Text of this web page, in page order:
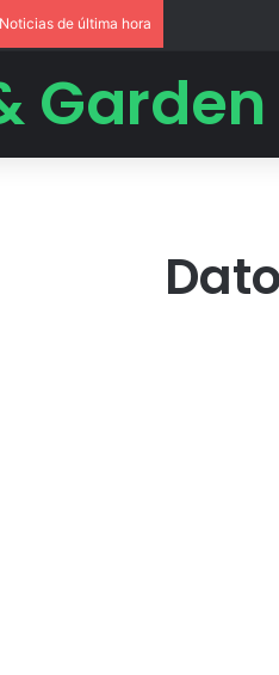
Noticias de última hora